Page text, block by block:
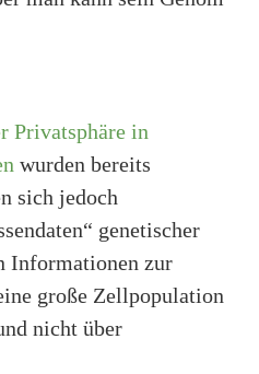
Privatsphäre in
wurden bereits
sich jedoch
genetischer
Informationen zur
große Zellpopulation
nicht über